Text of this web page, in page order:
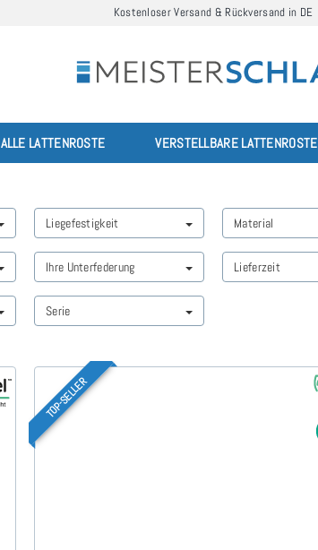
Kostenloser Versand & Rückversand in DE
ALLE LATTENROSTE VERSTELLBARE LATTENROSTE
Liegefestigkeit Material
Ihre Unterfederung Lieferzeit
Serie
TOP-SELLER